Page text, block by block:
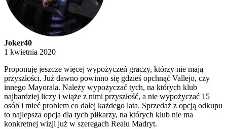
Joker40
1 kwietnia 2020
Proponuję jeszcze więcej wypożyczeń graczy, którzy nie mają
przyszłości. Już dawno powinno się gdzieś opchnąć Vallejo, czy
innego Mayorala. Należy wypożyczać tych, na których klub
najbardziej liczy i wiąże z nimi przyszłość, a nie wypożyczać 15
osób i mieć problem co dalej każdego lata. Sprzedaż z opcją odkupu
to najlepsza opcja dla tych piłkarzy, na których klub nie ma
konkretnej wizji już w szeregach Realu Madryt.